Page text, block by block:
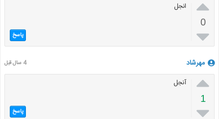

0

انجل
پاسخ
مهرشاد 4 سال قبل

1

آنجل
پاسخ